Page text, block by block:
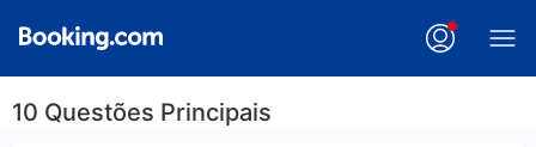
10 Questões Principais